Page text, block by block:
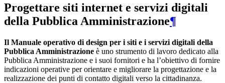
Progettare siti internet e servizi digitali
della Pubblica Amministrazione¶
Il Manuale operativo di design per i siti e i servizi digitali della
Pubblica Amministrazione è uno strumento di lavoro dedicato alla
Pubblica Amministrazione e i suoi fornitori e ha l’obiettivo di fornire
indicazioni operative per orientare e migliorare la progettazione e la
realizzazione dei punti di contatto digitali verso la cittadinanza.